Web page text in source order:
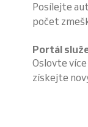
Posílejte
počet
Portál
Oslovte
získejte